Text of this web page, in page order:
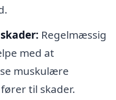
Regelmæssig
med at
muskulære
til skader.